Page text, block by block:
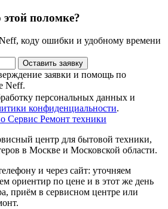
поломке?
коду ошибки и удобному времени
Оставить заявку
заявки и помощь по
Neff.
персональных данных и
конфиденциальности.
Сервис Ремонт техники
центр для бытовой техники,
в Москве и Московской области.
и через сайт: уточняем
ориентир по цене и в этот же день
приём в сервисном центре или